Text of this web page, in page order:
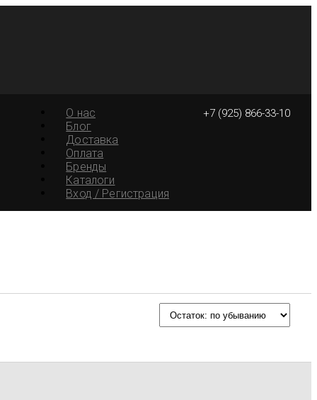
+7 (925) 866-33-10
О нас
Блог
Доставка
Оплата
Бренды
Каталоги
Вход / Регистрация